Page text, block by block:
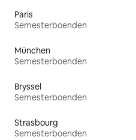
Paris
Semesterboenden
München
Semesterboenden
Bryssel
Semesterboenden
Strasbourg
Semesterboenden